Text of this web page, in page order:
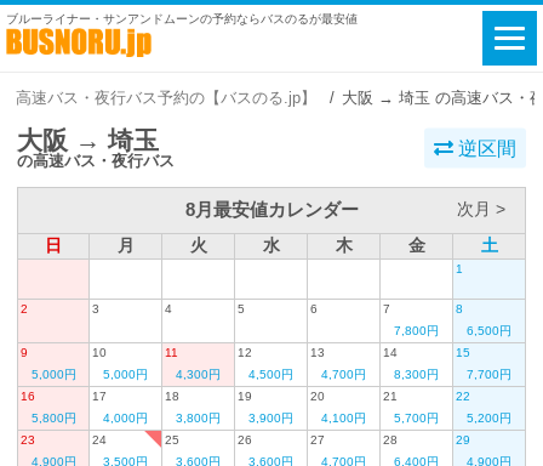
ブルーライナー・サンアンドムーンの予約ならバスのるが最安値
高速バス・夜行バス予約の【バスのる.jp】 大阪 → 埼玉 の高速バス・
大阪 → 埼玉
の高速バス・夜行バス
逆区間
8月最安値カレンダー
次月 >
日
月 火 水 木 金 土
1
2 3 4 5 6
7
7,800円
8
6,500円
9
5,000円
10
5,000円
11
4,300円
12
4,500円
13
4,700円
14
8,300円
15
7,700円
16
5,800円
17
4,000円
18
3,800円
19
3,900円
20
4,100円
21
5,700円
22
5,200円
23
4,900円
24
3,500円
25
3,600円
26
3,600円
27
4,700円
28
6,400円
29
4,900円